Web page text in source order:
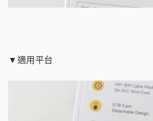
▼適用平台